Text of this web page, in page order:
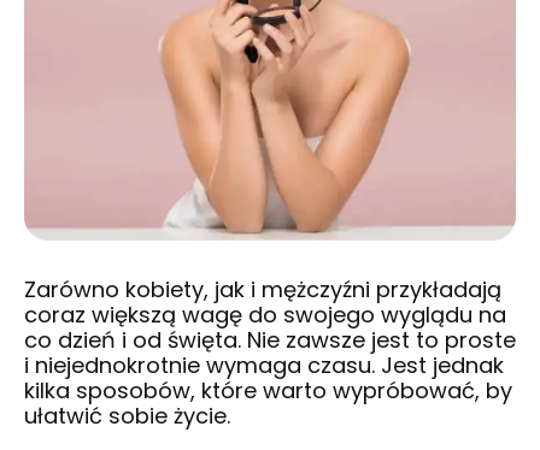
Zarówno kobiety, jak i mężczyźni przykładają
coraz większą wagę do swojego wyglądu na
co dzień i od święta. Nie zawsze jest to proste
i niejednokrotnie wymaga czasu. Jest jednak
kilka sposobów, które warto wypróbować, by
ułatwić sobie życie.